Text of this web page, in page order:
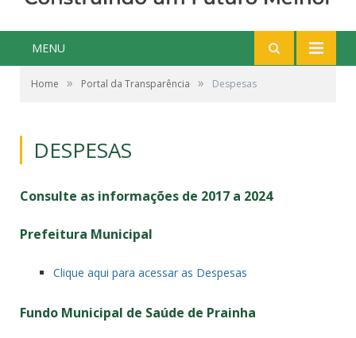
MENU
Home » Portal da Transparência » Despesas
DESPESAS
Consulte as informações de 2017 a 2024
Prefeitura Municipal
Clique aqui para acessar as Despesas
Fundo Municipal de Saúde de Prainha